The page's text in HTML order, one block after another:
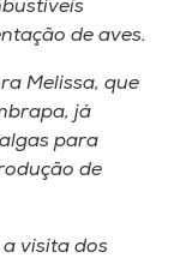
de aves.
Melissa, que
já
para
de
visita dos